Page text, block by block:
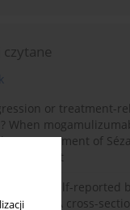
czytane
or treatment-
When
management of
case report
and self-reported
A cross-